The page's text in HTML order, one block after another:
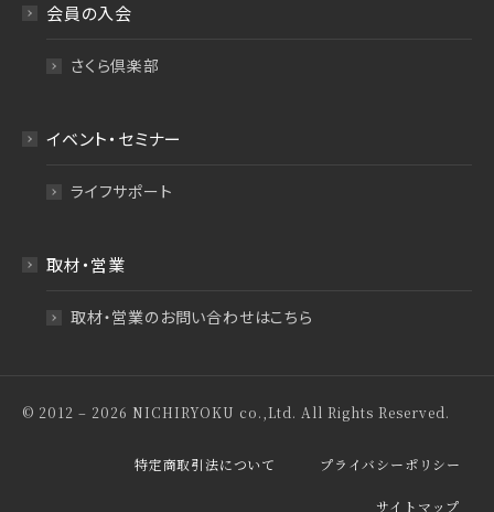
会員の入会
さくら倶楽部
イベント・セミナー
ライフサポート
取材・営業
取材・営業のお問い合わせはこちら
© 2012 – 2026 NICHIRYOKU co.,Ltd. All Rights Reserved.
特定商取引法について プライバシーポリシー
サイトマップ